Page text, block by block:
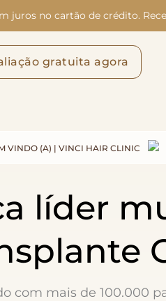
juros no cartão de crédito.
gratuita agora
VINDO (A) | VINCI HAIR CLINIC
líder
com mais de 100.000